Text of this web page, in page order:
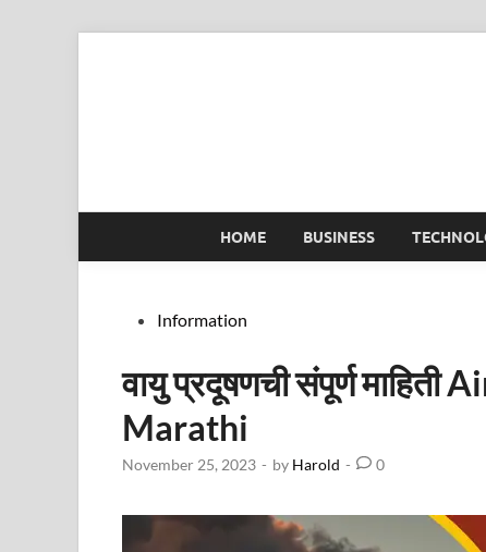
HOME BUSINESS
PostedInformation
वायु प्रदूषणची संपूर्ण
Marathi
November 25, 2023 - by Harold - 0